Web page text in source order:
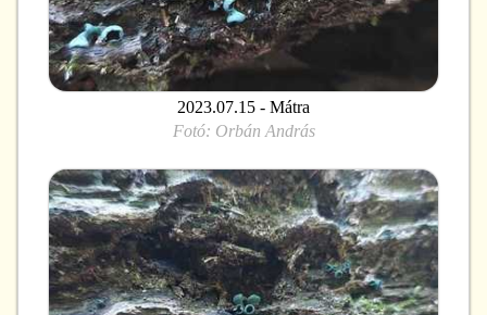
2023.07.15 - Mátra
Fotó: Orbán András